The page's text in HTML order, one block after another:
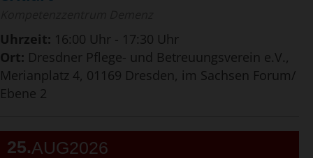
Uhrzeit: 16:00 Uhr - 17:30 Uhr
Ort: Dresdner Pflege- und Betreuungsverein e.V.,
Merianplatz 4, 01169 Dresden, im Sachsen Forum/
Ebene 2
25 AUG2026